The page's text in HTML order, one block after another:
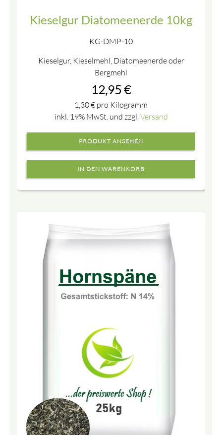
Kieselgur Diatomeenerde 10kg
KG-DMP-10
Kieselgur, Kieselmehl, Diatomeenerde oder
Bergmehl
12,95 €
1,30€ pro Kilogramm
inkl. 19% MwSt. und zzgl.Versand
PRODUKT ANSEHEN